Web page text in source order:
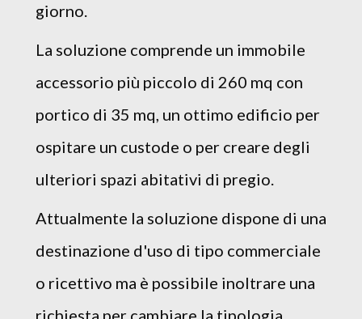
giorno.
La soluzione comprende un immobile
accessorio più piccolo di 260 mq con
portico di 35 mq, un ottimo edificio per
ospitare un custode o per creare degli
ulteriori spazi abitativi di pregio.
Attualmente la soluzione dispone di una
destinazione d'uso di tipo commerciale
o ricettivo ma è possibile inoltrare una